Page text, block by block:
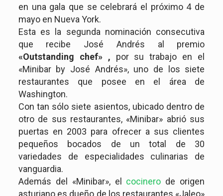
en una gala que se celebrará el próximo 4 de
mayo en Nueva York.
Esta es la segunda nominación consecutiva
que recibe José Andrés al premio
«Outstanding chef» , por su trabajo en el
«Minibar by José Andrés», uno de los siete
restaurantes que posee en el área de
Washington.
Con tan sólo siete asientos, ubicado dentro de
otro de sus restaurantes, «Minibar» abrió sus
puertas en 2003 para ofrecer a sus clientes
pequeños bocados de un total de 30
variedades de especialidades culinarias de
vanguardia.
Además del «Minibar», el cocinero de origen
asturiano es dueño de los restaurantes «Jaleo»